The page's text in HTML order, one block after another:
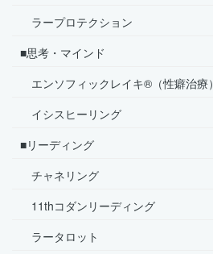
ラープロテクション
■思考・マインド
エンソフィックレイキ®（性癖治療）
イシスヒーリング
■リーディング
チャネリング
11thコダンリーディング
ラータロット